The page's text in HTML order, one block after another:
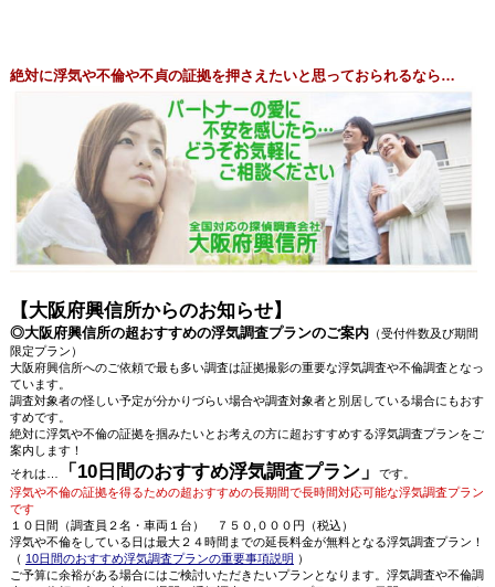
絶対に浮気や不倫や不貞の証拠を押さえたいと思っておられるなら…
【大阪府興信所からのお知らせ】
◎大阪府興信所の超おすすめの浮気調査プランのご案内 （受付件数及び期間
限定プラン）
大阪府興信所へのご依頼で最も多い調査は証拠撮影の重要な浮気調査や不倫調査となっ
ています。
調査対象者の怪しい予定が分かりづらい場合や調査対象者と別居している場合にもおす
すめです。
絶対に浮気や不倫の証拠を掴みたいとお考えの方に超おすすめする浮気調査プランをご
案内します！
それは…
「10日間のおすすめ浮気調査プラン」
です。
浮気や不倫の証拠を得るための超おすすめの長期間で長時間対応可能な浮気調査プラン
です
１０日間（調査員２名・車両１台） ７５０,０００円（税込）
浮気や不倫をしている日は最大２４時間までの延長料金が無料となる浮気調査プラン！
（ 10日間のおすすめ浮気調査プランの重要事項説明 ）
ご予算に余裕がある場合にはご検討いただきたいプランとなります。浮気調査や不倫調